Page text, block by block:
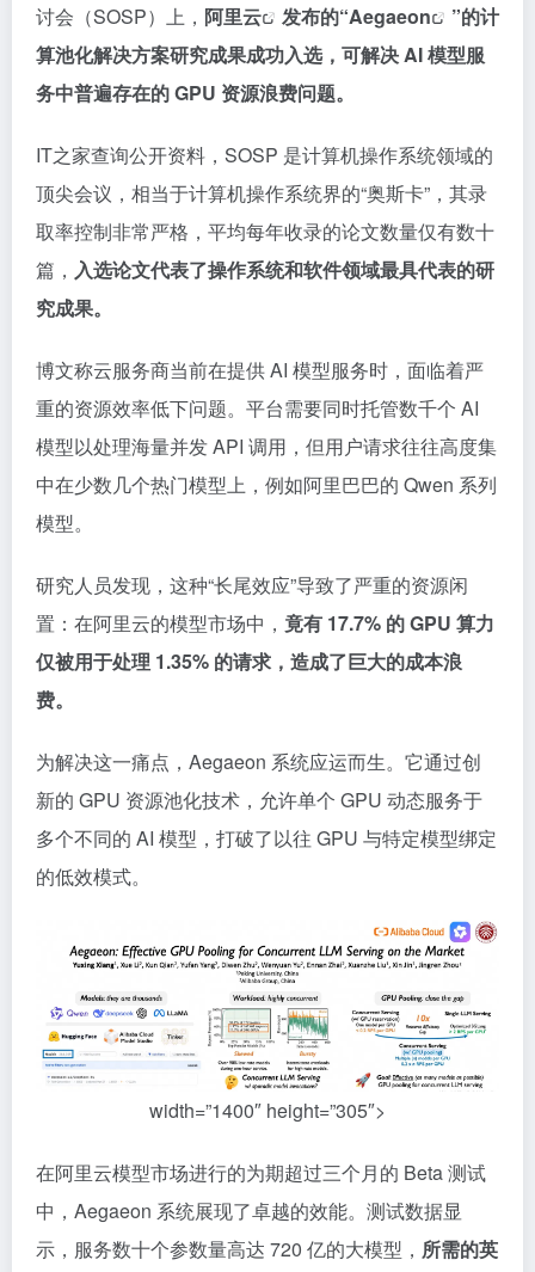
讨会（SOSP）上， 阿里云 发布的“Aegaeon
”的计
算池化解决方案研究成果成功入选，可解决 AI 模型服
务中普遍存在的 GPU 资源浪费问题。
IT之家查询公开资料，SOSP 是计算机操作系统领域的
顶尖会议，相当于计算机操作系统界的“奥斯卡”，其录
取率控制非常严格，平均每年收录的论文数量仅有数十
篇， 入选论文代表了操作系统和软件领域最具代表的研
究成果。
博文称云服务商当前在提供 AI 模型服务时，面临着严
重的资源效率低下问题。平台需要同时托管数千个 AI
模型以处理海量并发 API 调用，但用户请求往往高度集
中在少数几个热门模型上，例如阿里巴巴的 Qwen 系列
模型。
研究人员发现，这种“长尾效应”导致了严重的资源闲
置：在阿里云的模型市场中， 竟有 17.7% 的 GPU 算力
仅被用于处理 1.35% 的请求，造成了巨大的成本浪
费。
为解决这一痛点，Aegaeon 系统应运而生。它通过创
新的 GPU 资源池化技术，允许单个 GPU 动态服务于
多个不同的 AI 模型，打破了以往 GPU 与特定模型绑定
的低效模式。
width=”1400″ height=”305″>
在阿里云模型市场进行的为期超过三个月的 Beta 测试
中，Aegaeon 系统展现了卓越的效能。测试数据显
示，服务数十个参数量高达 720 亿的大模型， 所需的英